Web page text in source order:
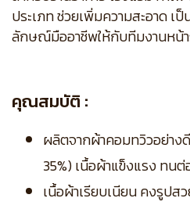
ประเภท ช่วยเพิ่มความสะอาด เ
ลักษณ์มืออาชีพให้กับทีมงานหน้
คุณสมบัติ :
ผลิตจากผ้าคอมทวิวอย่าง
35%) เนื้อผ้าแข็งแรง ทนต่
เนื้อผ้าเรียบเนียน คงรูปส